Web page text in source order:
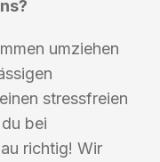
umziehen
stressfreien
bei
richtig! Wir